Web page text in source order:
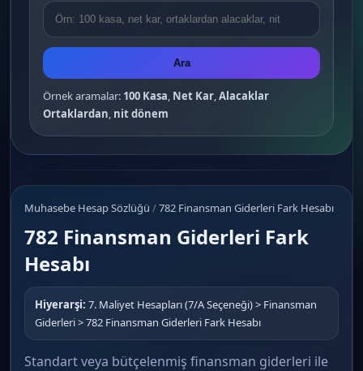
Ara
Örnek aramalar: 100 Kasa, Net Kar,Alacaklar
Ortaklardan, nit dönem
Muhasebe Hesap Sözlüğü /782 Finansman Giderleri Fark Hesabı
782 Finansman Giderleri Fark
Hesabı
Hiyerarşi: 7. Maliyet Hesapları (7/A Seçeneği) > Finansman
Giderleri > 782 Finansman Giderleri Fark Hesabı
Standart veya bütçelenmiş finansman giderleri ile